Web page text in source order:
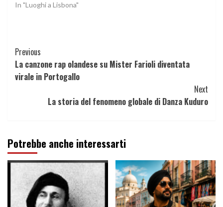
In "Luoghi a Lisbona"
Continue
Reading
Previous
La canzone rap olandese su Mister Farioli diventata
virale in Portogallo
Next
La storia del fenomeno globale di Danza Kuduro
Potrebbe anche interessarti